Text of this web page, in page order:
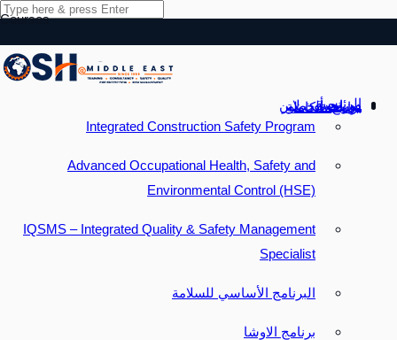
Courses
الرئيسية
من نحن
دورات أون لاين
دورات الحضور
برامج متكاملة
Integrated Construction Safety Program
Advanced Occupational Health, Safety and
Environmental Control (HSE)
IQSMS – Integrated Quality & Safety Management
Specialist
البرنامج الأساسي للسلامة
برنامج الاوشا